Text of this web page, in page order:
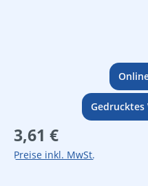
Gedrucktes
Regulärer Preis:
3,61 €
Preise inkl. MwSt.